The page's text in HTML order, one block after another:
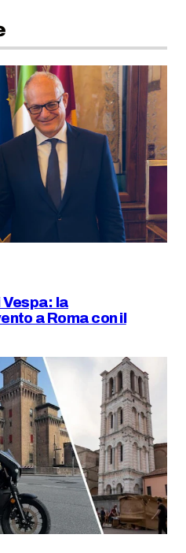
Vespa: la
a Roma con il